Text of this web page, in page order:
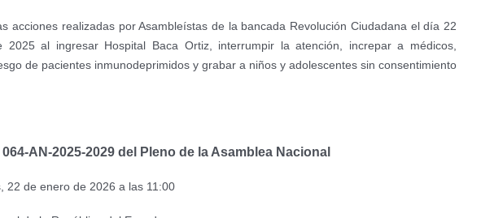
acciones realizadas por Asambleístas de la bancada Revolución Ciudadana el día 22
2025 al ingresar Hospital Baca Ortiz, interrumpir la atención, increpar a médicos,
de pacientes inmunodeprimidos y grabar a niños y adolescentes sin consentimiento
AN-2025-2029 del Pleno de la Asamblea Nacional
22 de enero de 2026 a las 11:00